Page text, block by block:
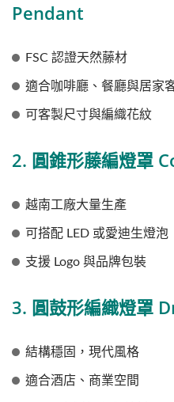
Pendant
FSC 認證天然藤材
適合咖啡廳、餐廳與居家
可客製尺寸與編織花紋
2. 圓錐形藤編燈罩
越南工廠大量生產
可搭配 LED 或愛迪生燈泡
支援 Logo 與品牌包裝
3. 圓鼓形編織燈罩
結構穩固，現代風格
適合酒店、商業空間